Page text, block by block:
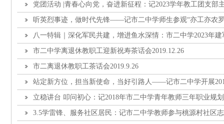
党团活动 |青春心向党，奋进新征程：记2023学年教工团支部
团仪式听英烈事迹，做时代先锋——记市二中学师生参观“亦工亦农
八一特辑｜深化军民共建，增进鱼水深情：市二中学2023年
单位
市二中学离退休教职工迎新祝寿茶话会2019.12.26
市二离退休教职工茶话会2019.9.26
站定新方位，担当新使命，当好引路人——记市二中学开展
列活动立稳讲台 叩问初心：记2018年市二中学青年教师三年职业规
3.5学雷锋、服务社区居民：记市二中学教师参与桃源村社区